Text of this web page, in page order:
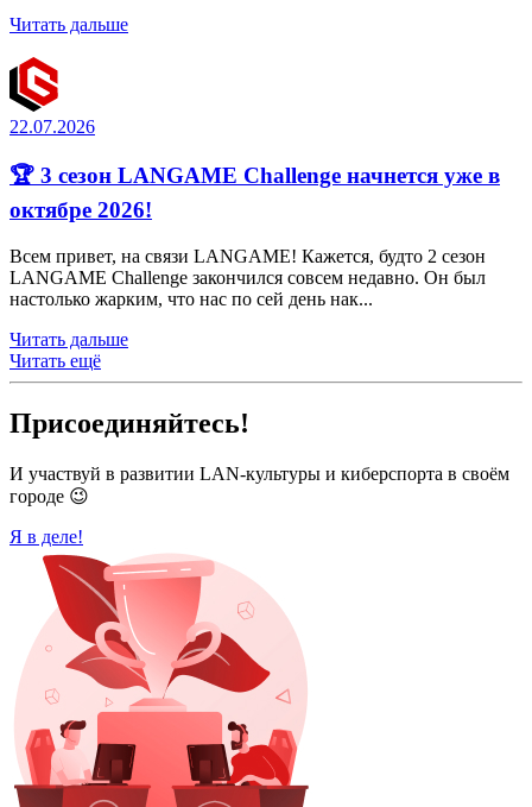
Читать дальше
22.07.2026
🏆 3 сезон LANGAME Challenge начнется уже в
октябре 2026!
Всем привет, на связи LANGAME! Кажется, будто 2 сезон
LANGAME Challenge закончился совсем недавно. Он был
настолько жарким, что нас по сей день нак...
Читать дальше
Читать ещё
Присоединяйтесь!
И участвуй в развитии LAN-культуры и киберспорта в своём
городе 😉
Я в деле!